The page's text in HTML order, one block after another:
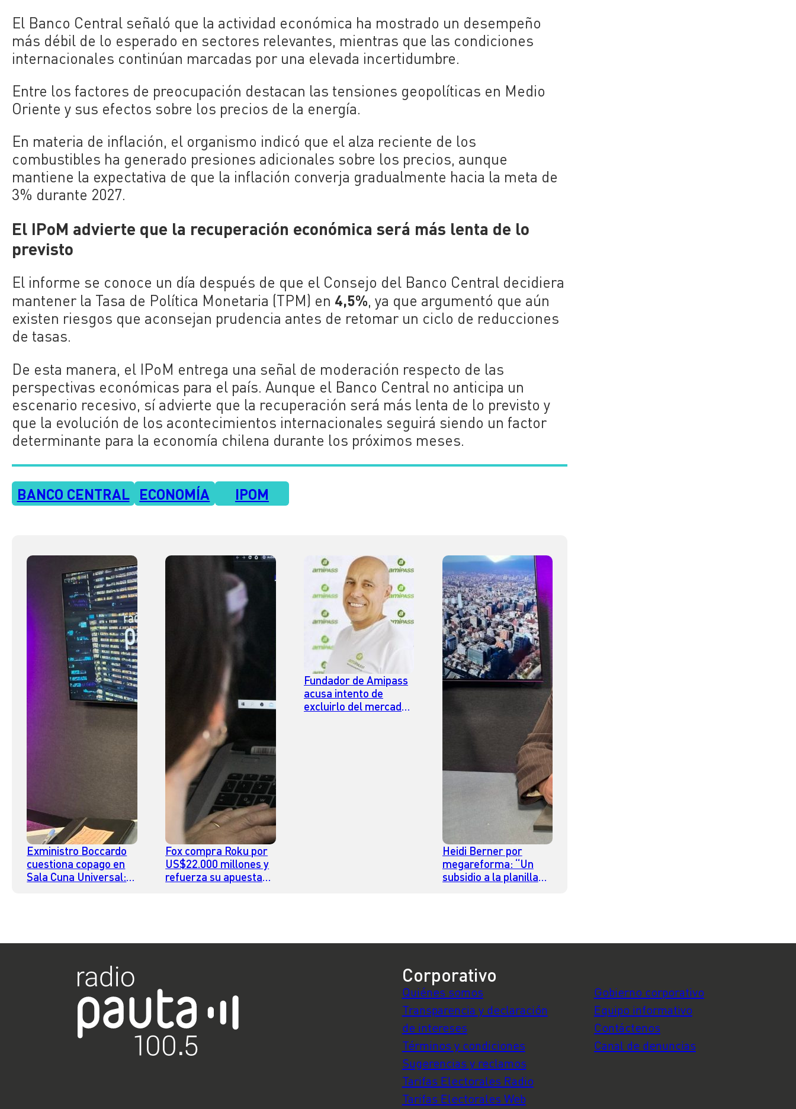
El Banco Central señaló que la actividad económica ha mostrado un desempeño
más débil de lo esperado en sectores relevantes, mientras que las condiciones
internacionales continúan marcadas por una elevada incertidumbre.
Entre los factores de preocupación destacan las tensiones geopolíticas en Medio
Oriente y sus efectos sobre los precios de la energía.
En materia de inflación, el organismo indicó que el alza reciente de los
combustibles ha generado presiones adicionales sobre los precios, aunque
mantiene la expectativa de que la inflación converja gradualmente hacia la meta de
3% durante 2027.
El IPoM advierte que la recuperación económica será más lenta de lo
previsto
El informe se conoce un día después de que el Consejo del Banco Central decidiera
mantener la Tasa de Política Monetaria (TPM) en 4,5%, ya que argumentó que aún
existen riesgos que aconsejan prudencia antes de retomar un ciclo de reducciones
de tasas.
De esta manera, el IPoM entrega una señal de moderación respecto de las
perspectivas económicas para el país. Aunque el Banco Central no anticipa un
escenario recesivo, sí advierte que la recuperación será más lenta de lo previsto y
que la evolución de los acontecimientos internacionales seguirá siendo un factor
determinante para la economía chilena durante los próximos meses.
BANCO CENTRAL ECONOMÍA IPOM
Exministro Boccardo
cuestiona copago en
Sala Cuna Universal:
Fox compra Roku por
US$22.000 millones y
refuerza su apuesta
Fundador de Amipass
acusa intento de
excluirlo del mercado:
Heidi Berner por
megareforma: “Un
subsidio a la planilla
Corporativo
Quiénes somos
Transparencia y declaración
de intereses
Términos y condiciones
Sugerencias y reclamos
Tarifas Electorales Radio
Tarifas Electorales Web
Gobierno corporativo
Equipo informativo
Contáctenos
Canal de denuncias